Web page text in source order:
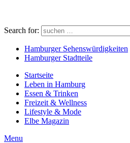
Search for:
Hamburger Sehenswürdigkeiten
Hamburger Stadtteile
Startseite
Leben in Hamburg
Essen & Trinken
Freizeit & Wellness
Lifestyle & Mode
Elbe Magazin
Menu